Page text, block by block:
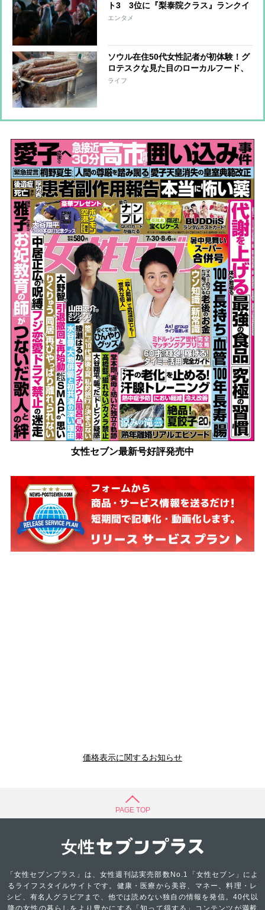
ト3 3位に『梨泰院クラス』ランクイ
ン
エンタメ
ソウル在住50代女性記者が初体験！グ
ロテスクな見た目のローカルフード、
どじょうの伝統的スープ…この夏夢中
ライフ
女性セブン最新号好評発売中
価格表示に関するお知らせ
PAGE TOP
「女性セブンプラス」は、女性週刊誌実売部数No.1「女性セブン」によ
るライフスタイルサイトです。健康・医療から美容、マネー、料理・レ
シピ、有名人グラビアまで、他では読めない独自の情報を発信。40代以
降の女性の暮らしをより豊かにする「知って得する」コンテンツが満載